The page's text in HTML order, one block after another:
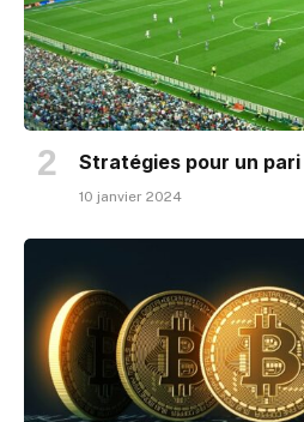
Stratégies pour un
10 janvier 2024